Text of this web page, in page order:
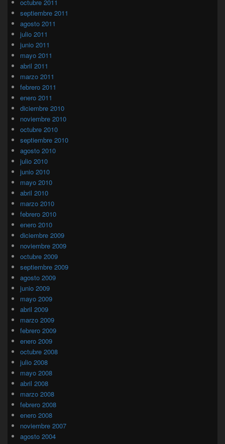
octubre 2011
septiembre 2011
agosto 2011
julio 2011
junio 2011
mayo 2011
abril 2011
marzo 2011
febrero 2011
enero 2011
diciembre 2010
noviembre 2010
octubre 2010
septiembre 2010
agosto 2010
julio 2010
junio 2010
mayo 2010
abril 2010
marzo 2010
febrero 2010
enero 2010
diciembre 2009
noviembre 2009
octubre 2009
septiembre 2009
agosto 2009
junio 2009
mayo 2009
abril 2009
marzo 2009
febrero 2009
enero 2009
octubre 2008
julio 2008
mayo 2008
abril 2008
marzo 2008
febrero 2008
enero 2008
noviembre 2007
agosto 2004